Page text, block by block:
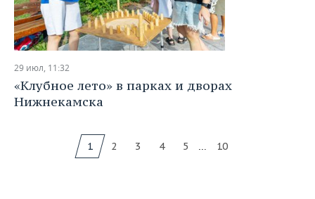
29 июл, 11:32
«Клубное лето» в парках и дворах
Нижнекамска
1 2 3 4 5 ... 10